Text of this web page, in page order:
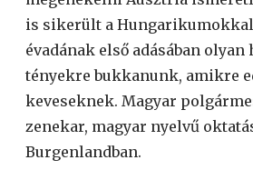
is sikerült a
évadának első adásában
tényekre bukkanunk, amikre
keveseknek. Magyar
zenekar, magyar nyelvű
Burgenlandban.